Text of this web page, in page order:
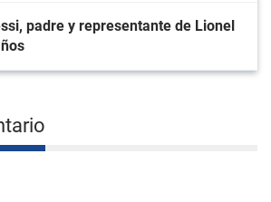
padre y representante de Lionel